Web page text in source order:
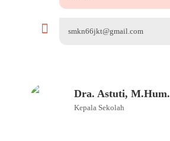
smkn66jkt@gmail.com
Dra. Astuti, M.Hum.
Kepala Sekolah